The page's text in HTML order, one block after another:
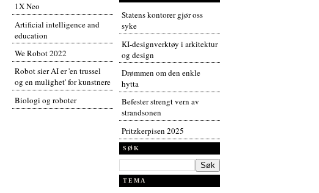
1X Neo
Artificial intelligence and
education
We Robot 2022
Robot sier AI er 'en trussel
og en mulighet' for kunstnere
Biologi og roboter
Statens kontorer gjør oss
syke
KI-designverktøy i arkitektur
og design
Drømmen om den enkle
hytta
Befester strengt vern av
strandsonen
Pritzkerpisen 2025
SØK
TEMA